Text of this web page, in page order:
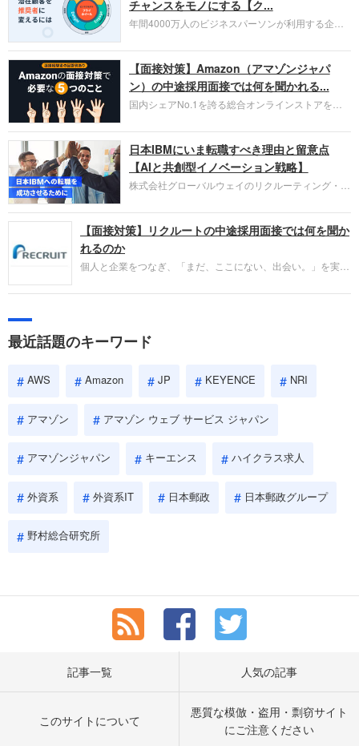
チャンスをモノにする【ク...
年間4000万人のビジネスパーソンが利用する企業
お勧めするイチオシ企業をご紹介します。今回はク
ラウド型CRMプラットフォームを提供する
HubSpot Japan（ハブスポット・ジャパン）株式会
社です。採用面接対策の企業研究にご活用くださ
い。
【面接対策】Amazon（アマゾンジャパ
ン）の中途採用面接では何を聞かれる...
国内シェアNo.1を誇る総合オンラインストアを運
圧倒的な存在感を持つAmazon。中途採用面接では
過去の具体的な業務成果やリーダーシップの発揮、
失敗からの学びが重視され、人間性やカルチャーフ
ィットも評価対象となり、長期的に成長できる仲間
であるかを多角的に審査されます。
日本IBMにいま転職すべき理由と留意点
【AIと共創型イノベーション戦略】
株式会社グローバルウェイのリクルーティング・パ
パーソンが利用する企業口コミサイト「キャリコ
ネ」の転職エージェントがお勧めするイチオシ企業
IBMです。採用面接対策の企業研究にご活用くださ
い。
【面接対策】リクルートの中途採用面接では何を聞か
れるのか
個人と企業をつなぎ、「まだ、ここにない、出会い。」を実現
やこれまでの成果を具体的に問われるほか、「人間性」も評価
しょう。
最近話題のキーワード
AWS Amazon JP KEYENCE NRI
アマゾン アマゾン ウェブ サービス ジャパン
アマゾンジャパン キーエンス ハイクラス求人
外資系 外資系IT 日本郵政 日本郵政グループ
野村総合研究所
記事一覧 人気の記事
このサイトについて
悪質な模倣・盗用・剽窃サイト
にご注意ください